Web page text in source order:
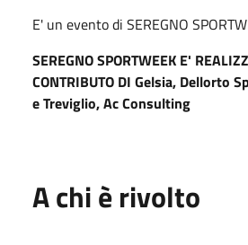
E' un evento di SEREGNO
SEREGNO SPORTWEEK E'
CONTRIBUTO DI Gelsia, Dellorto
e Treviglio, Ac Consulting
A chi è rivolto